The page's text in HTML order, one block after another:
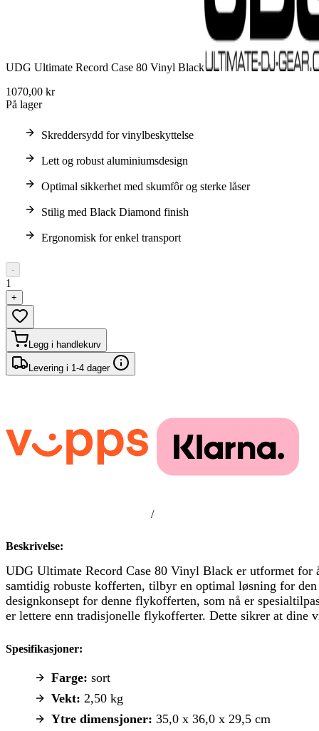
UDG Ultimate Record Case 80 Vinyl Black
1070,00 kr
På lager
Skreddersydd for vinylbeskyttelse
Lett og robust aluminiumsdesign
Optimal sikkerhet med skumfôr og sterke låser
Stilig med Black Diamond finish
Ergonomisk for enkel transport
-
1
+
Legg i handlekurv
Levering i 1-4 dager
/
Beskrivelse:
UDG Ultimate Record Case 80 Vinyl Black er utformet for
samtidig robuste kofferten, tilbyr en optimal løsning for
designkonsept for denne flykofferten, som nå er
er lettere enn tradisjonelle flykofferter. Dette sikrer at dine
Spesifikasjoner:
Farge: sort
Vekt: 2,50 kg
Ytre dimensjoner: 35,0 x 36,0 x 29,5 cm